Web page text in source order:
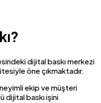
dijital baskı merkezi
öne çıkmaktadır.
ekip ve müşteri
dijital baskı işini